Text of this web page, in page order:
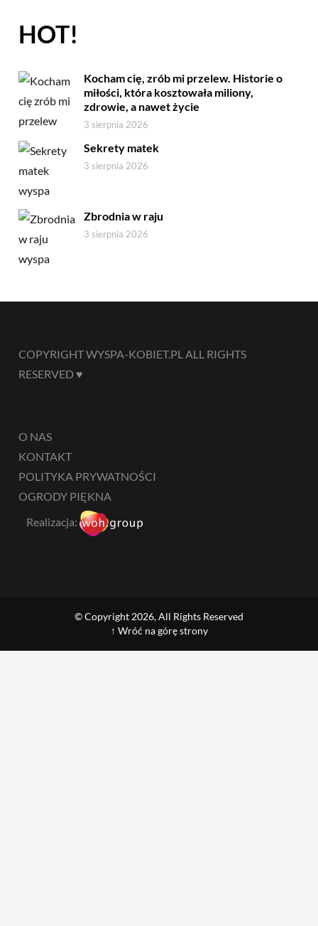
HOT!
Kocham cię, zrób mi przelew. Historie o
miłości, która kosztowała miliony,
zdrowie, a nawet życie
3 sierpnia 2026
Sekrety matek
3 sierpnia 2026
Zbrodnia w raju
3 sierpnia 2026
COPYRIGHT WYSPA-KOBIET.PL ALL RIGHTS
RESERVED ♥
O NAS
KONTAKT
POLITYKA PRYWATNOŚCI
OGRODY PIĘKNA
Realizacja:
© Copyright 2026, All Rights Reserved
↑ Wróć na górę strony